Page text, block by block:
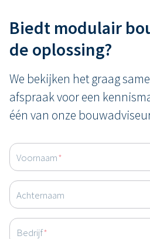
Biedt modulair
de oplossing?
We bekijken het graag
afspraak voor een
één van onze
Voornaam*
Achternaam
Bedrijf*